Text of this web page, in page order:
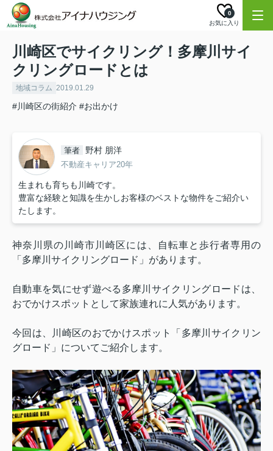
お気に入り
0
川崎区でサイクリング！多摩川サイ
クリングロードとは
地域コラム 2019.01.29
#川崎区の街紹介 #お出かけ
筆者 野村 朋洋
不動産キャリア20年
生まれも育ちも川崎です。
豊富な経験と知識を生かしお客様のベストな物件をご紹介い
たします。
神奈川県の川崎市川崎区には、自転車と歩行者専用の
「多摩川サイクリングロード」があります。
自動車を気にせず遊べる多摩川サイクリングロードは、
おでかけスポットとして家族連れに人気があります。
今回は、川崎区のおでかけスポット「多摩川サイクリン
グロード」についてご紹介します。